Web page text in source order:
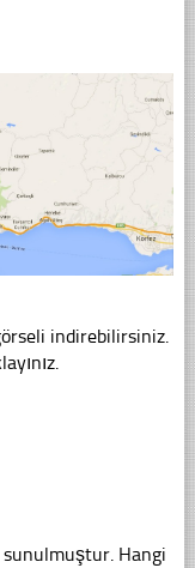
indirebilirsiniz.
Hangi